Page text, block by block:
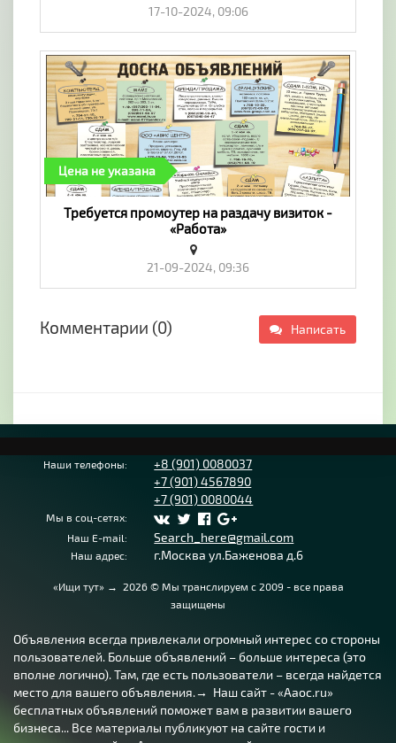
17-10-2024, 09:06
Цена не указана
Требуется промоутер на раздачу визиток -
«Работа»
21-09-2024, 09:36
Комментарии (0) Написать
Наши телефоны:
+8 (901) 0080037
+7 (901) 4567890
+7 (901) 0080044
Мы в соц-сетях:
Наш E-mail:
Search_here@gmail.com
Наш адрес: г.Москва ул.Баженова д.6
«Ищи тут» → 2026© Мы транслируем с 2009 - все права
защищены
Объявления всегда привлекали огромный интерес со стороны
пользователей. Больше объявлений – больше интереса (это
вполне логично). Там, где есть пользователи – всегда найдется
место для вашего объявления.→ Наш сайт - «Aaoc.ru»
бесплатных объявлений поможет вам в развитии вашего
бизнеса... Все материалы публикуют на сайте гости и